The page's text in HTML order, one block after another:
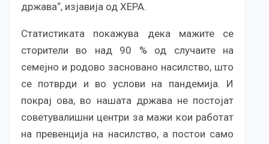
држава“, изјавија од ХЕРА.
Статистиката покажува дека мажите се
сторители во над 90 % од случаите на
семејно и родово засновано насилство, што
се потврди и во услови на пандемија. И
покрај ова, во нашата држава не постојат
советувалишни центри за мажи кои работат
на превенција на насилство, a постои само